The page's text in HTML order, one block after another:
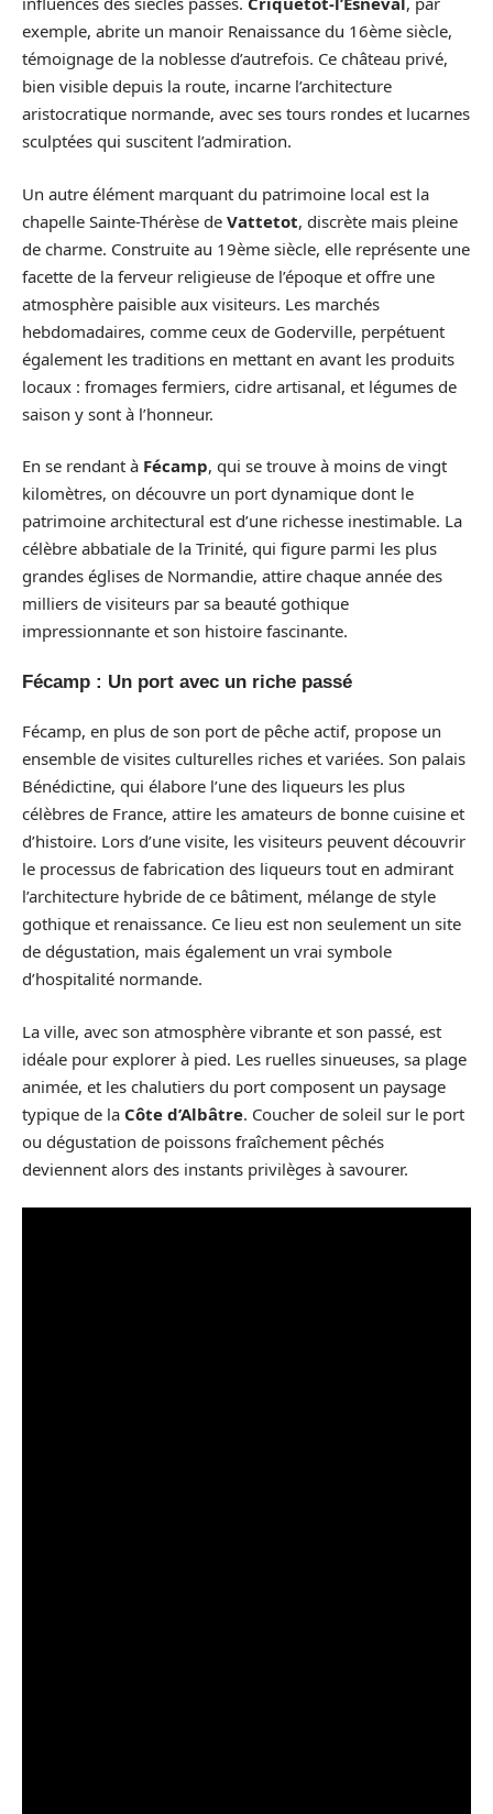
exemple, abrite un manoir Renaissance du 16ème siècle,
témoignage de la noblesse d’autrefois. Ce château privé,
bien visible depuis la route, incarne l’architecture
aristocratique normande, avec ses tours rondes et lucarnes
sculptées qui suscitent l’admiration.
Un autre élément marquant du patrimoine local est la
chapelle Sainte-Thérèse de Vattetot, discrète mais pleine
de charme. Construite au 19ème siècle, elle représente une
facette de la ferveur religieuse de l’époque et offre une
atmosphère paisible aux visiteurs. Les marchés
hebdomadaires, comme ceux de Goderville, perpétuent
également les traditions en mettant en avant les produits
locaux : fromages fermiers, cidre artisanal, et légumes de
saison y sont à l’honneur.
En se rendant à Fécamp, qui se trouve à moins de vingt
kilomètres, on découvre un port dynamique dont le
patrimoine architectural est d’une richesse inestimable. La
célèbre abbatiale de la Trinité, qui figure parmi les plus
grandes églises de Normandie, attire chaque année des
milliers de visiteurs par sa beauté gothique
impressionnante et son histoire fascinante.
Fécamp : Un port avec un riche passé
Fécamp, en plus de son port de pêche actif, propose un
ensemble de visites culturelles riches et variées. Son palais
Bénédictine, qui élabore l’une des liqueurs les plus
célèbres de France, attire les amateurs de bonne cuisine et
d’histoire. Lors d’une visite, les visiteurs peuvent découvrir
le processus de fabrication des liqueurs tout en admirant
l’architecture hybride de ce bâtiment, mélange de style
gothique et renaissance. Ce lieu est non seulement un site
de dégustation, mais également un vrai symbole
d’hospitalité normande.
La ville, avec son atmosphère vibrante et son passé, est
idéale pour explorer à pied. Les ruelles sinueuses, sa plage
animée, et les chalutiers du port composent un paysage
typique de la Côte d’Albâtre. Coucher de soleil sur le port
ou dégustation de poissons fraîchement pêchés
deviennent alors des instants privilèges à savourer.